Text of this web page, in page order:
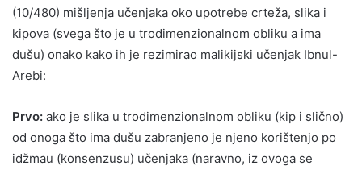
(10/480) mišljenja učenjaka oko upotrebe crteža, slika i
kipova (svega što je u trodimenzionalnom obliku a ima
dušu) onako kako ih je rezimirao malikijski učenjak Ibnul-
Arebi:
Prvo: ako je slika u trodimenzionalnom obliku (kip i slično)
od onoga što ima dušu zabranjeno je njeno korištenjo po
idžmau (konsenzusu) učenjaka (naravno, iz ovoga se